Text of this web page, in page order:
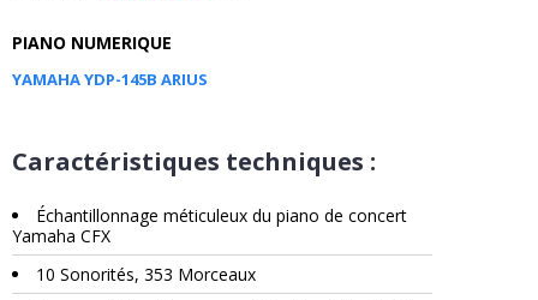
PIANO NUMERIQUE
YAMAHA YDP-145B ARIUS
Caractéristiques techniques :
Échantillonnage méticuleux du piano de concert
Yamaha CFX
10 Sonorités, 353 Morceaux